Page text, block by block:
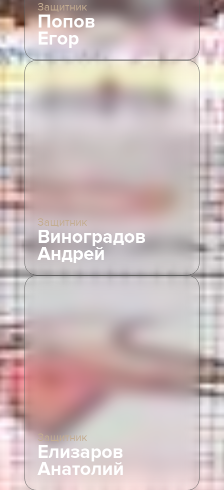
Защитник
Попов
Егор
Защитник
Виноградов
Андрей
Защитник
Елизаров
Анатолий